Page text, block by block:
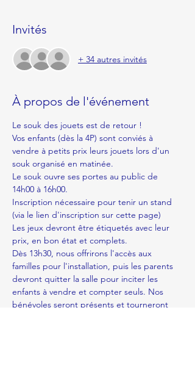
Invités
+ 34 autres invités
À propos de l'événement
Le souk des jouets est de retour !
Vos enfants (dès la 4P) sont conviés à
vendre à petits prix leurs jouets lors d'un
souk organisé en matinée.
Le souk ouvre ses portes au public de
14h00 à 16h00.
Inscription nécessaire pour tenir un stand
(via le lien d'inscription sur cette page)
Les jeux devront être étiquetés avec leur
prix, en bon état et complets.
Dès 13h30, nous offrirons l'accès aux
familles pour l'installation, puis les parents
devront quitter la salle pour inciter les
enfants à vendre et compter seuls. Nos
bénévoles seront présents et tourneront